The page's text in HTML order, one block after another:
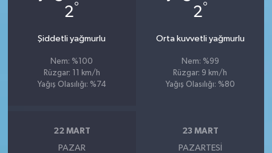
2°
Şiddetli yağmurlu
Nem: %100
Rüzgar: 11 km/h
Yağış Olasılığı: %74
2°
Orta kuvvetli yağmurlu
Nem: %99
Rüzgar: 9 km/h
Yağış Olasılığı: %80
22 MART
PAZAR
23 MART
PAZARTESI